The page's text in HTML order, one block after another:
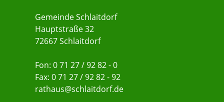
Gemeinde Schlaitdorf
Hauptstraße 32
72667 Schlaitdorf
Fon: 0 71 27 / 92 82 - 0
Fax: 0 71 27 / 92 82 - 92
rathaus@schlaitdorf.de